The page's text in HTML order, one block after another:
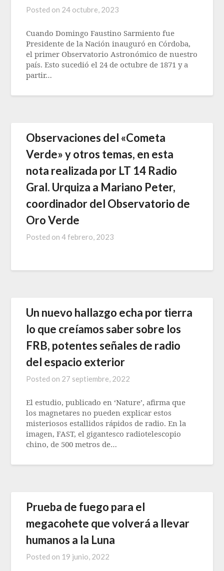
Posted on 24 octubre, 2023
Cuando Domingo Faustino Sarmiento fue
Presidente de la Nación inauguró en Córdoba,
el primer Observatorio Astronómico de nuestro
país. Esto sucedió el 24 de octubre de 1871 y a
partir…
Observaciones del «Cometa
Verde» y otros temas, en esta
nota realizada por LT 14 Radio
Gral. Urquiza a Mariano Peter,
coordinador del Observatorio de
Oro Verde
Posted on4 febrero, 2023
Un nuevo hallazgo echa por tierra
lo que creíamos saber sobre los
FRB, potentes señales de radio
del espacio exterior
Posted on 27 septiembre, 2022
El estudio, publicado en ‘Nature’, afirma que
los magnetares no pueden explicar estos
misteriosos estallidos rápidos de radio. En la
imagen, FAST, el gigantesco radiotelescopio
chino, de 500 metros de…
Prueba de fuego para el
megacohete que volverá a llevar
humanos a la Luna
Posted on 19 junio, 2022